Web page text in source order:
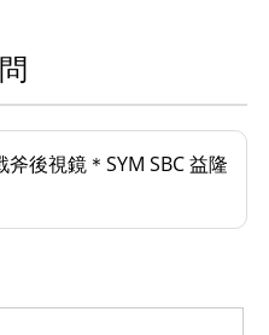
斧後視鏡＊SYM SBC 益隆